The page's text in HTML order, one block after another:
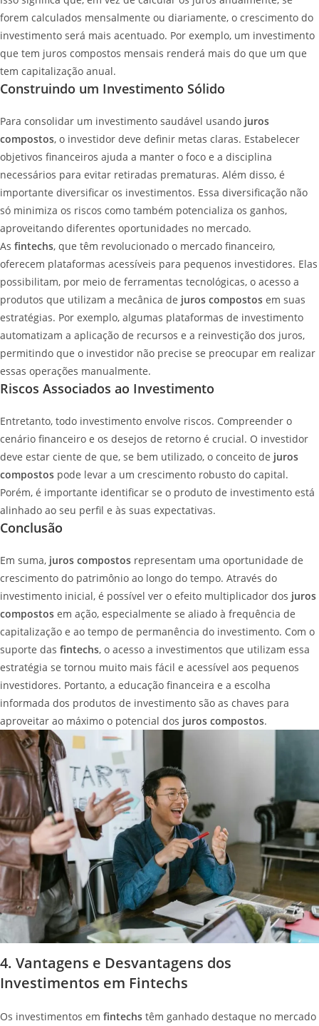
forem calculados mensalmente ou diariamente, o crescimento do
investimento será mais acentuado. Por exemplo, um investimento
que tem juros compostos mensais renderá mais do que um que
tem capitalização anual.
Construindo um Investimento Sólido
Para consolidar um investimento saudável usando juros
compostos, o investidor deve definir metas claras. Estabelecer
objetivos financeiros ajuda a manter o foco e a disciplina
necessários para evitar retiradas prematuras. Além disso, é
importante diversificar os investimentos. Essa diversificação não
só minimiza os riscos como também potencializa os ganhos,
aproveitando diferentes oportunidades no mercado.
As fintechs, que têm revolucionado o mercado financeiro,
oferecem plataformas acessíveis para pequenos investidores. Elas
possibilitam, por meio de ferramentas tecnológicas, o acesso a
produtos que utilizam a mecânica de juros compostos em suas
estratégias. Por exemplo, algumas plataformas de investimento
automatizam a aplicação de recursos e a reinvestição dos juros,
permitindo que o investidor não precise se preocupar em realizar
essas operações manualmente.
Riscos Associados ao Investimento
Entretanto, todo investimento envolve riscos. Compreender o
cenário financeiro e os desejos de retorno é crucial. O investidor
deve estar ciente de que, se bem utilizado, o conceito de juros
compostos pode levar a um crescimento robusto do capital.
Porém, é importante identificar se o produto de investimento está
alinhado ao seu perfil e às suas expectativas.
Conclusão
Em suma, juros compostos representam uma oportunidade de
crescimento do patrimônio ao longo do tempo. Através do
investimento inicial, é possível ver o efeito multiplicador dos juros
compostos em ação, especialmente se aliado à frequência de
capitalização e ao tempo de permanência do investimento. Com o
suporte das fintechs, o acesso a investimentos que utilizam essa
estratégia se tornou muito mais fácil e acessível aos pequenos
investidores. Portanto, a educação financeira e a escolha
informada dos produtos de investimento são as chaves para
aproveitar ao máximo o potencial dos juros compostos.
4. Vantagens e Desvantagens dos
Investimentos em Fintechs
Os investimentos em fintechs têm ganhado destaque no mercado